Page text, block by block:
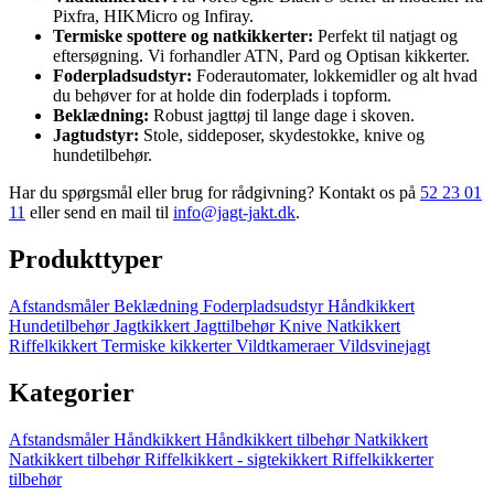
Pixfra, HIKMicro og Infiray.
Termiske spottere og natkikkerter: Perfekt til natjagt og
eftersøgning. Vi forhandler ATN, Pard og Optisan kikkerter.
Foderpladsudstyr: Foderautomater, lokkemidler og alt hvad
du behøver for at holde din foderplads i topform.
Beklædning: Robust jagttøj til lange dage i skoven.
Jagtudstyr: Stole, siddeposer, skydestokke, knive og
hundetilbehør.
Har du spørgsmål eller brug for rådgivning? Kontakt os på 52 23 01
11 eller send en mail til info@jagt-jakt.dk.
Produkttyper
AfstandsmålerBeklædning FoderpladsudstyrHåndkikkert
HundetilbehørJagtkikkert JagttilbehørKnive Natkikkert
Riffelkikkert Termiske kikkerterVildtkameraerVildsvinejagt
Kategorier
AfstandsmålerHåndkikkert Håndkikkert tilbehørNatkikkert
Natkikkert tilbehørRiffelkikkert - sigtekikkert Riffelkikkerter
tilbehør